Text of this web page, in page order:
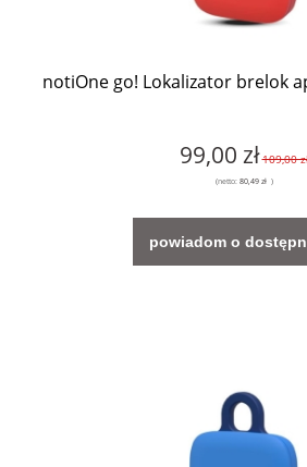
notiOne go! Lokalizator brelok
99,00 zł 109,00
(netto: 80,49 zł )
powiadom o